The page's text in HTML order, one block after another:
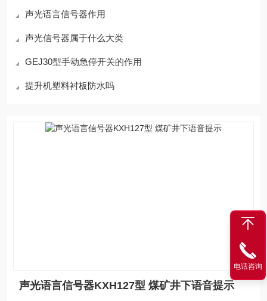
声光语言信号器作用
声光信号器属于什么大类
GEJ30型手动急停开关的作用
提升机塑料衬板防水吗
声光语言信号器KXH127型 煤矿井下语音提示
电话咨询